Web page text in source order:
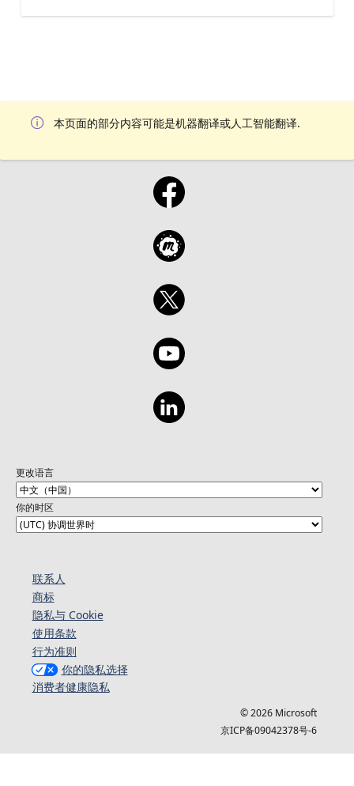
本页面的部分内容可能是机器翻译或人工智能翻译.
更改语言
你的时区
联系人
商标
隐私与 Cookie
使用条款
行为准则
你的隐私选择
消费者健康隐私
© 2026 Microsoft
京ICP备09042378号-6